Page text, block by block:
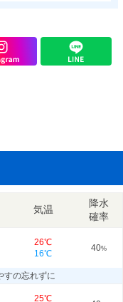
気温
降水
確率
26℃
16℃
40%
すの忘れずに
25℃